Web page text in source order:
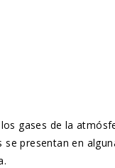
gases de la
presentan en